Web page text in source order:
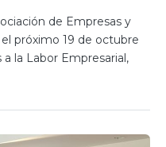
de Empresas y
próximo 19 de octubre
la Labor Empresarial,